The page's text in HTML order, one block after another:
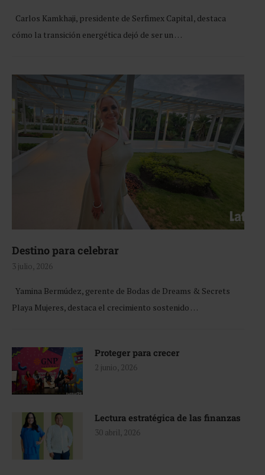
Carlos Kamkhaji, presidente de Serfimex Capital, destaca
cómo la transición energética dejó de ser un …
Destino para celebrar
3 julio, 2026
Yamina Bermúdez, gerente de Bodas de Dreams & Secrets
Playa Mujeres, destaca el crecimiento sostenido …
Proteger para crecer
2 junio, 2026
Lectura estratégica de las finanzas
30 abril, 2026